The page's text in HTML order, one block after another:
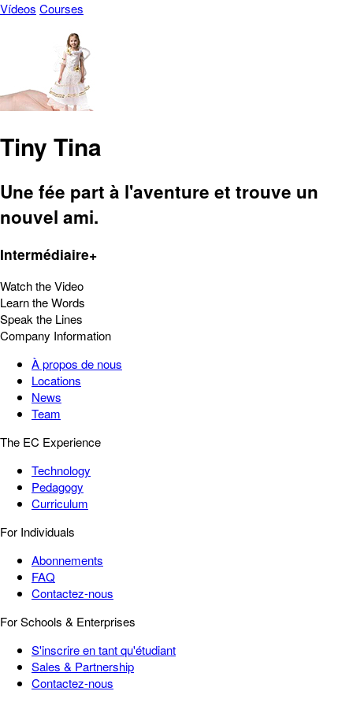
Vídeos Courses
Tiny Tina
Une fée part à l'aventure et trouve un
nouvel ami.
Intermédiaire+
Watch the Video
Learn the Words
Speak the Lines
Company Information
À propos de nous
Locations
News
Team
The EC Experience
Technology
Pedagogy
Curriculum
For Individuals
Abonnements
FAQ
Contactez-nous
For Schools & Enterprises
S'inscrire en tant qu'étudiant
Sales & Partnership
Contactez-nous